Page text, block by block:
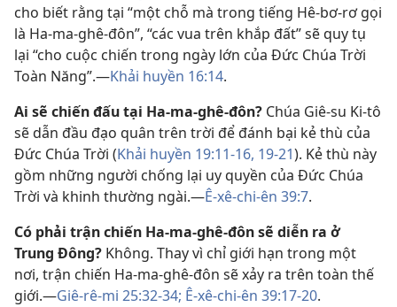
cho biết rằng tại “một chỗ mà trong tiếng Hê-bơ-rơ gọi
là Ha-ma-ghê-đôn”, “các vua trên khắp đất” sẽ quy tụ
lại “cho cuộc chiến trong ngày lớn của Đức Chúa Trời
Toàn Năng”.​—Khải huyền 16:14.
Ai sẽ chiến đấu tại Ha-ma-ghê-đôn? Chúa Giê-su Ki-tô
sẽ dẫn đầu đạo quân trên trời để đánh bại kẻ thù của
Đức Chúa Trời (Khải huyền 19:11-16, 19-21). Kẻ thù này
gồm những người chống lại uy quyền của Đức Chúa
Trời và khinh thường ngài.​—Ê-xê-chi-ên 39:7.
Có phải trận chiến Ha-ma-ghê-đôn sẽ diễn ra ở
Trung Đông? Không. Thay vì chỉ giới hạn trong một
nơi, trận chiến Ha-ma-ghê-đôn sẽ xảy ra trên toàn thế
giới.​—Giê-rê-mi 25:32-34; Ê-xê-chi-ên 39:17-20.